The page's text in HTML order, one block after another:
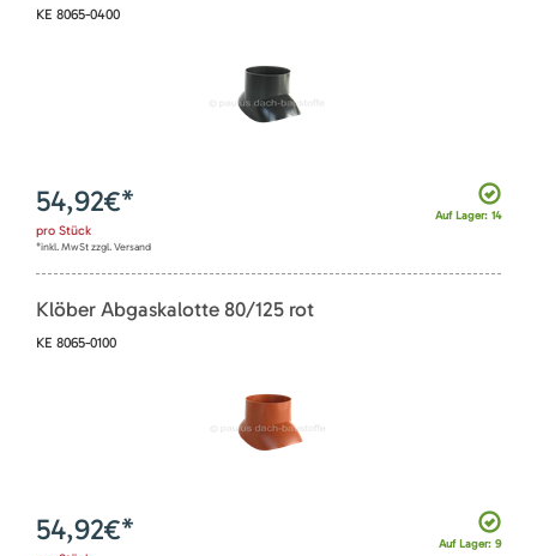
KE 8065-0400
Auf Lager: 14
54,92€*
pro Stück
*inkl. MwSt zzgl. Versand
Klöber Abgaskalotte 80/125 rot
KE 8065-0100
Auf Lager: 9
54,92€*